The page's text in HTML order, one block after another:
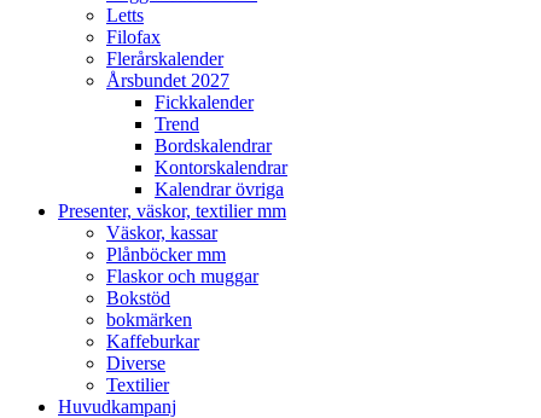
Letts
Filofax
Flerårskalender
Årsbundet 2027
Fickkalender
Trend
Bordskalendrar
Kontorskalendrar
Kalendrar övriga
Presenter, väskor, textilier mm
Väskor, kassar
Plånböcker mm
Flaskor och muggar
Bokstöd
bokmärken
Kaffeburkar
Diverse
Textilier
Huvudkampanj